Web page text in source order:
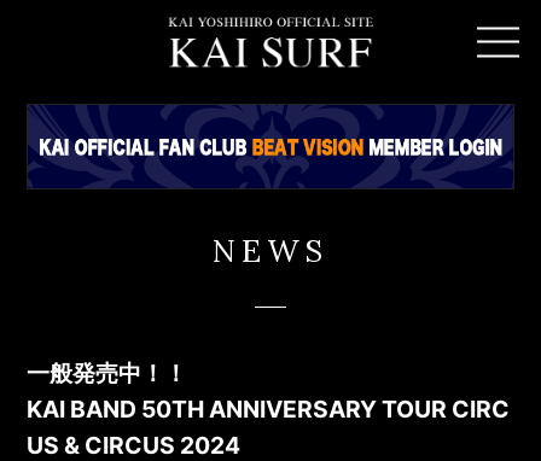
NEWS
一般発売中！！
KAI BAND 50TH ANNIVERSARY TOUR CIRC
US & CIRCUS 2024